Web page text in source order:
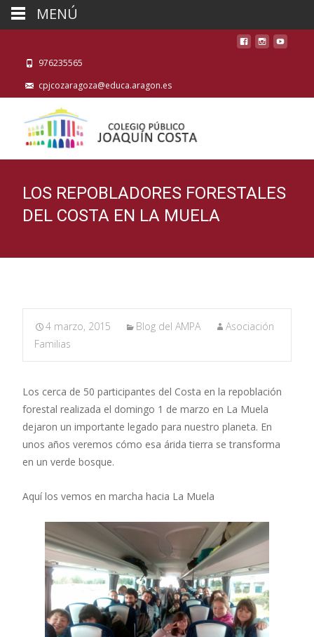
976235565
cpjcozaragoza@educa.aragon.es
LOS REPOBLADORES FORESTALES
DEL COSTA EN LA MUELA
4 marzo, 2015 Blog del AMPA
Asociación
Familias
Los cerca de 50 participantes del Costa en la repoblación
forestal realizada el domingo 1 de marzo en La Muela
dejaron un importante legado para nuestro planeta. En
unos años veremos cómo esa árida tierra se transforma
en un verde bosque.
Aquí los vemos en marcha hacia La Muela
MENÚ